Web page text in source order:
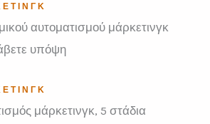
αυτοματισμού μάρκετινγκ
υπόψη
μάρκετινγκ, 5 στάδια